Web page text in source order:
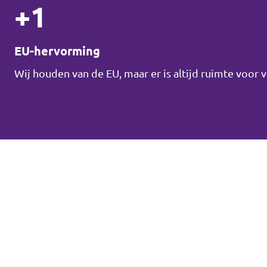
+1
EU-hervorming
Wij houden van de EU, maar er is altijd ruimte voor